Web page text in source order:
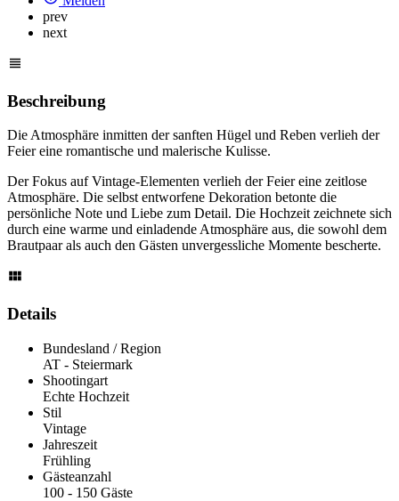
prev
next
Beschreibung
Die Atmosphäre inmitten der sanften Hügel und Reben verlieh der
Feier eine romantische und malerische Kulisse.
Der Fokus auf Vintage-Elementen verlieh der Feier eine zeitlose
Atmosphäre. Die selbst entworfene Dekoration betonte die
persönliche Note und Liebe zum Detail. Die Hochzeit zeichnete sich
durch eine warme und einladende Atmosphäre aus, die sowohl dem
Brautpaar als auch den Gästen unvergessliche Momente bescherte.
Details
Bundesland / Region
AT - Steier­mark
Shootingart
Echte Hochzeit
Stil
Vintage
Jahreszeit
Frühling
Gästeanzahl
100 - 150 Gäste